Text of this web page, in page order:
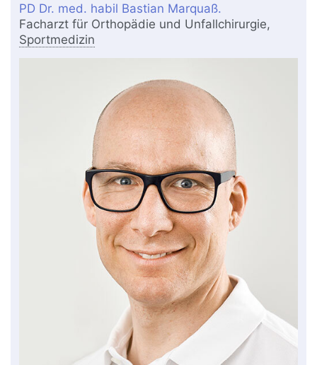
PD Dr. med. habil Bastian Marquaß.
Facharzt für Orthopädie und Unfallchirurgie,
Sportmedizin